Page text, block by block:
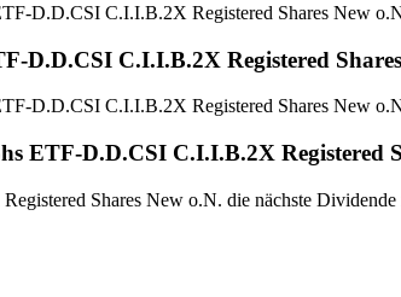
D.D.CSI C.I.I.B.2X Registered Shares New
D.D.CSI C.I.I.B.2X Registered
D.D.CSI C.I.I.B.2X Registered Shares New
ETF-D.D.CSI C.I.I.B.2X Registered
Shares New o.N. die nächste Dividende